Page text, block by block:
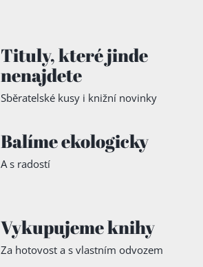
Tituly,které jinde
nenajdete
Sběratelské kusy i knižní novinky
Balíme ekologicky
A s radostí
Vykupujeme knihy
Za hotovost a s vlastním odvozem